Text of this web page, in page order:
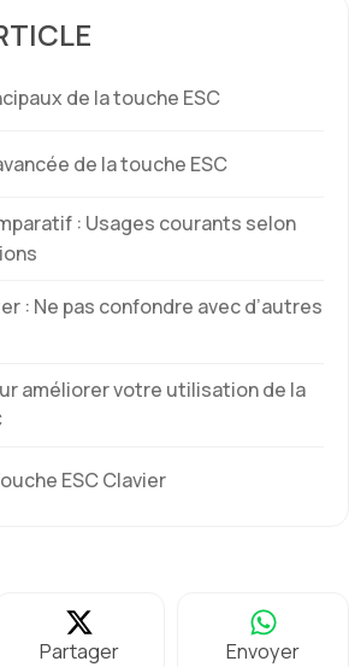
de la touche ESC
de la touche ESC
: Usages courants selon
: Ne pas confondre avec d’autres
améliorer votre utilisation de la
ESC Clavier
Partager Envoyer